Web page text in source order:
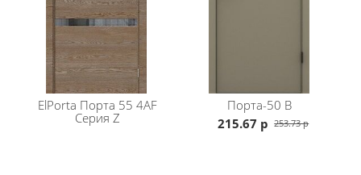
Характеристики
Щитовая дверь высокой прочности, которую
обеспечивает жесткий тамбурат с малым размером
ячейки и плита HDF (на 33% толще обычной).
Используем PUR-клея необратимой полимеризации.
Особенности : По периметру двери установлена
ElPorta Порта 55 4AF
Серия Z
Порта-50 B
215.67 р 253.73 р